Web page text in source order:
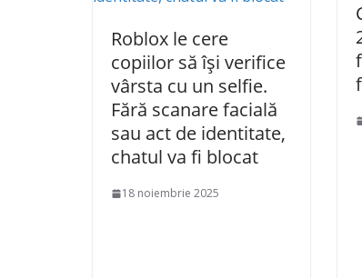
Roblox le cere
copiilor să își verifice
vârsta cu un selfie.
Fără scanare facială
sau act de identitate,
chatul va fi blocat
18 noiembrie 2025